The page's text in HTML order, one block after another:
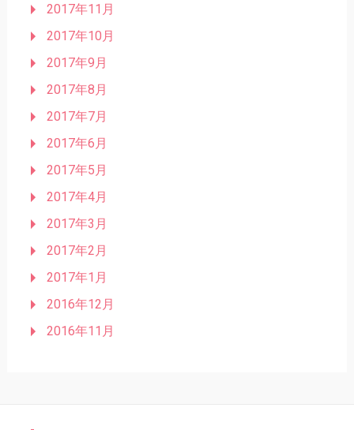
2017年11月
2017年10月
2017年9月
2017年8月
2017年7月
2017年6月
2017年5月
2017年4月
2017年3月
2017年2月
2017年1月
2016年12月
2016年11月